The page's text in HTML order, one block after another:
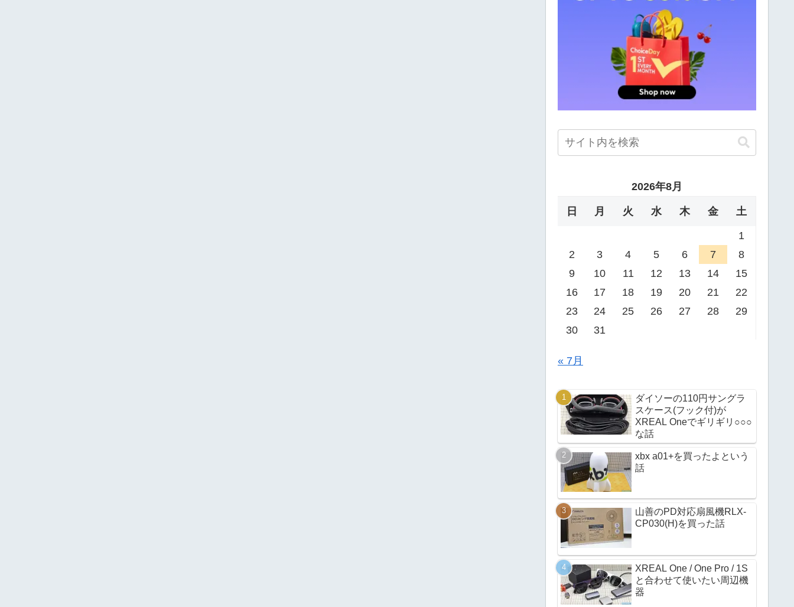
2026年8月
日 月 火 水 木 金 土
1
2
3 4 5 6 7
8
9
10 11 12 13 14
15
16
17 18 19 20 21
22
23
24 25 26 27 28
29
30
31
« 7月
ダイソーの110円サングラ
スケース(フック付)が
XREAL Oneでギリギリ○○○
な話
xbx a01+を買ったよという
話
山善のPD対応扇風機RLX-
CP030(H)を買った話
XREAL One / One Pro / 1S
と合わせて使いたい周辺機
器